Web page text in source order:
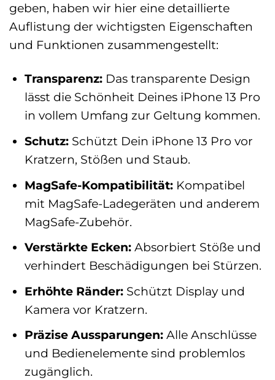
geben, haben wir hier eine detaillierte
Auflistung der wichtigsten Eigenschaften
und Funktionen zusammengestellt:
Transparenz: Das transparente Design
lässt die Schönheit Deines iPhone 13 Pro
in vollem Umfang zur Geltung kommen.
Schutz: Schützt Dein iPhone 13 Pro vor
Kratzern, Stößen und Staub.
MagSafe-Kompatibilität: Kompatibel
mit MagSafe-Ladegeräten und anderem
MagSafe-Zubehör.
Verstärkte Ecken: Absorbiert Stöße und
verhindert Beschädigungen bei Stürzen.
Erhöhte Ränder: Schützt Display und
Kamera vor Kratzern.
Präzise Aussparungen: Alle Anschlüsse
und Bedienelemente sind problemlos
zugänglich.